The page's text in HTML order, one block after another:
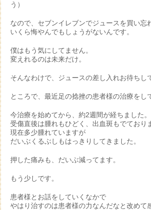
う）
なので、セブンイレブンでジュースを買い忘
いくら悔やんでもしょうがないんです。
僕はもう気にしてません。
変えれるのは未来だけ。
そんなわけで、ジュースの差し入れお待ちし
ところで、最近足の捻挫の患者様の治療をし
今治療を始めてから、約2週間が経ちました。
受傷直後は腫れもひどく、出血斑もでており
現在多少腫れていますが
だいぶくるぶしもはっきりしてきました。
押した痛みも、だいぶ減ってます。
もう少しです。
患者様とお話をしていくなかで
やはり治すのは患者様の力なんだなと改めて